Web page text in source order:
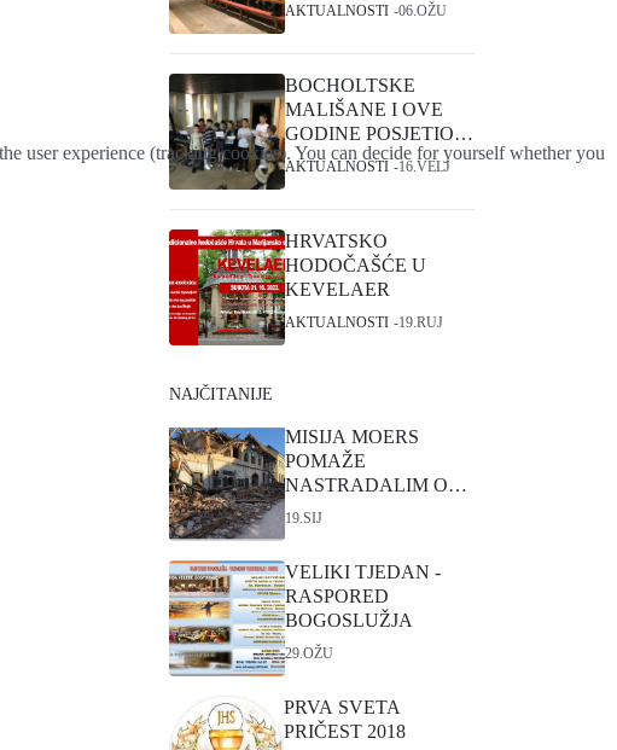
AKTUALNOSTI 06.OŽU
BOCHOLTSKE
MALIŠANE I OVE
GODINE POSJETIO
SVETI NIKOLA
AKTUALNOSTI 16.VELJ
HRVATSKO
HODOČAŠĆE U
KEVELAER
AKTUALNOSTI 19.RUJ
NAJČITANIJE
MISIJA MOERS
POMAŽE
NASTRADALIM OD
POTRESA
19.SIJ
VELIKI TJEDAN -
RASPORED
BOGOSLUŽJA
29.OŽU
PRVA SVETA
PRIČEST 2018
user experience (tracking cookies). You can decide for yourself whether you